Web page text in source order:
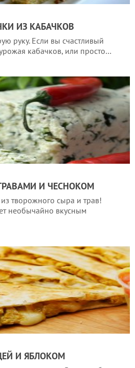
ИЗ КАБАЧКОВ
руку. Если вы счастливый
кабачков, или просто…
И ЧЕСНОКОМ
творожного сыра и трав!
необычайно вкусным
И ЯБЛОКОМ